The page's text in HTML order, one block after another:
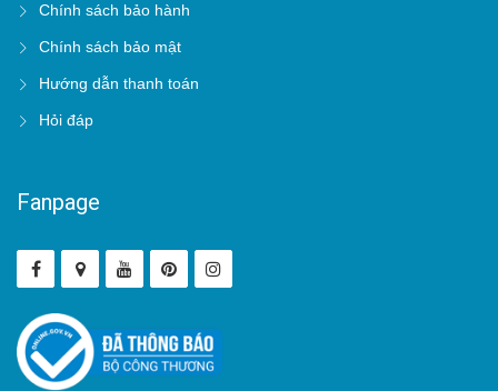
Chính sách bảo hành
Chính sách bảo mật
Hướng dẫn thanh toán
Hỏi đáp
Fanpage